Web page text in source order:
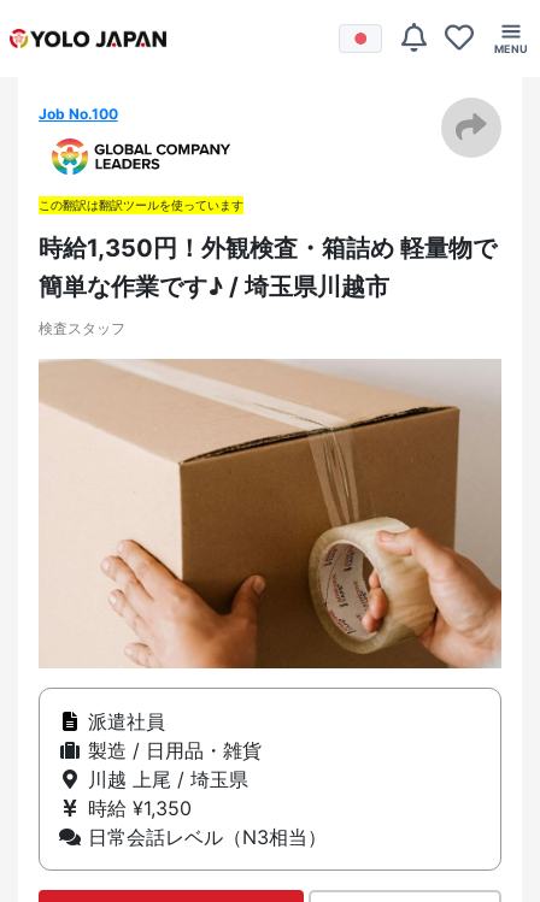
Job No.100
この翻訳は翻訳ツールを使っています
時給1,350円！外観検査・箱詰め 軽量物で
簡単な作業です♪ / 埼玉県川越市
検査スタッフ
派遣社員
製造 / 日用品・雑貨
川越 上尾 / 埼玉県
時給 ¥1,350
日常会話レベル（N3相当）